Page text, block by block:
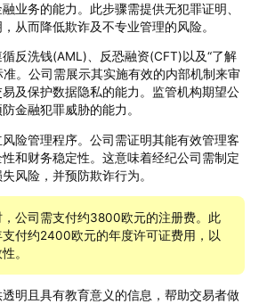
业务的能力。此步骤需提供无犯罪证明、
从而降低欺诈及不专业管理的风险。
反洗钱(AML)、反恐融资(CFT)以及“了解
准。公司需展示其实施有效的内部机制来审
及保护数据隐私的能力。监管机构期望公
金融犯罪威胁的能力。
险管理程序。公司需证明其能有效管理客
和财务稳定性。这意味着经纪公司需制定
风险，并预防欺诈行为。
公司需支付约3800欧元的注册费。此
付约2400欧元的年度许可证费用，以
。
明且具有教育意义的信息，帮助交易者做